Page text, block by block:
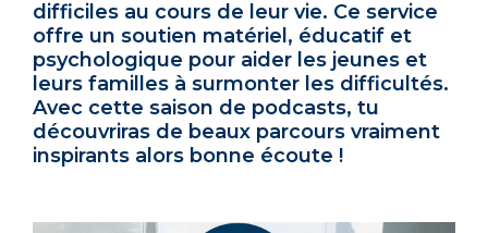
difficiles au cours de leur vie. Ce service
offre un soutien matériel, éducatif et
psychologique pour aider les jeunes et
leurs familles à surmonter les difficultés.
Avec cette saison de podcasts, tu
découvriras de beaux parcours vraiment
inspirants alors bonne écoute !